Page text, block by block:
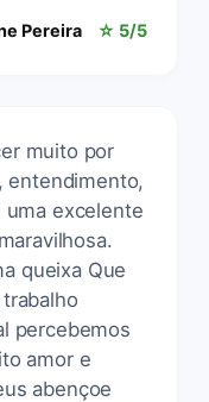
Pereira ☆ 5/5
muito por
entendimento,
uma excelente
queixa Que
percebemos
amor e
abençoe